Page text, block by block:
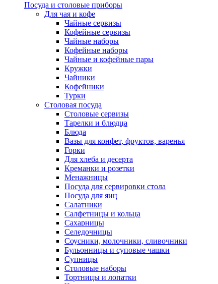
Посуда и столовые приборы
Для чая и кофе
Чайные сервизы
Кофейные сервизы
Чайные наборы
Кофейные наборы
Чайные и кофейные пары
Кружки
Чайники
Кофейники
Турки
Столовая посуда
Столовые сервизы
Тарелки и блюдца
Блюда
Вазы для конфет, фруктов, варенья
Горки
Для хлеба и десерта
Креманки и розетки
Менажницы
Посуда для сервировки стола
Посуда для яиц
Салатники
Салфетницы и кольца
Сахарницы
Селедочницы
Соусники, молочники, сливочники
Бульонницы и суповые чашки
Супницы
Столовые наборы
Тортницы и лопатки